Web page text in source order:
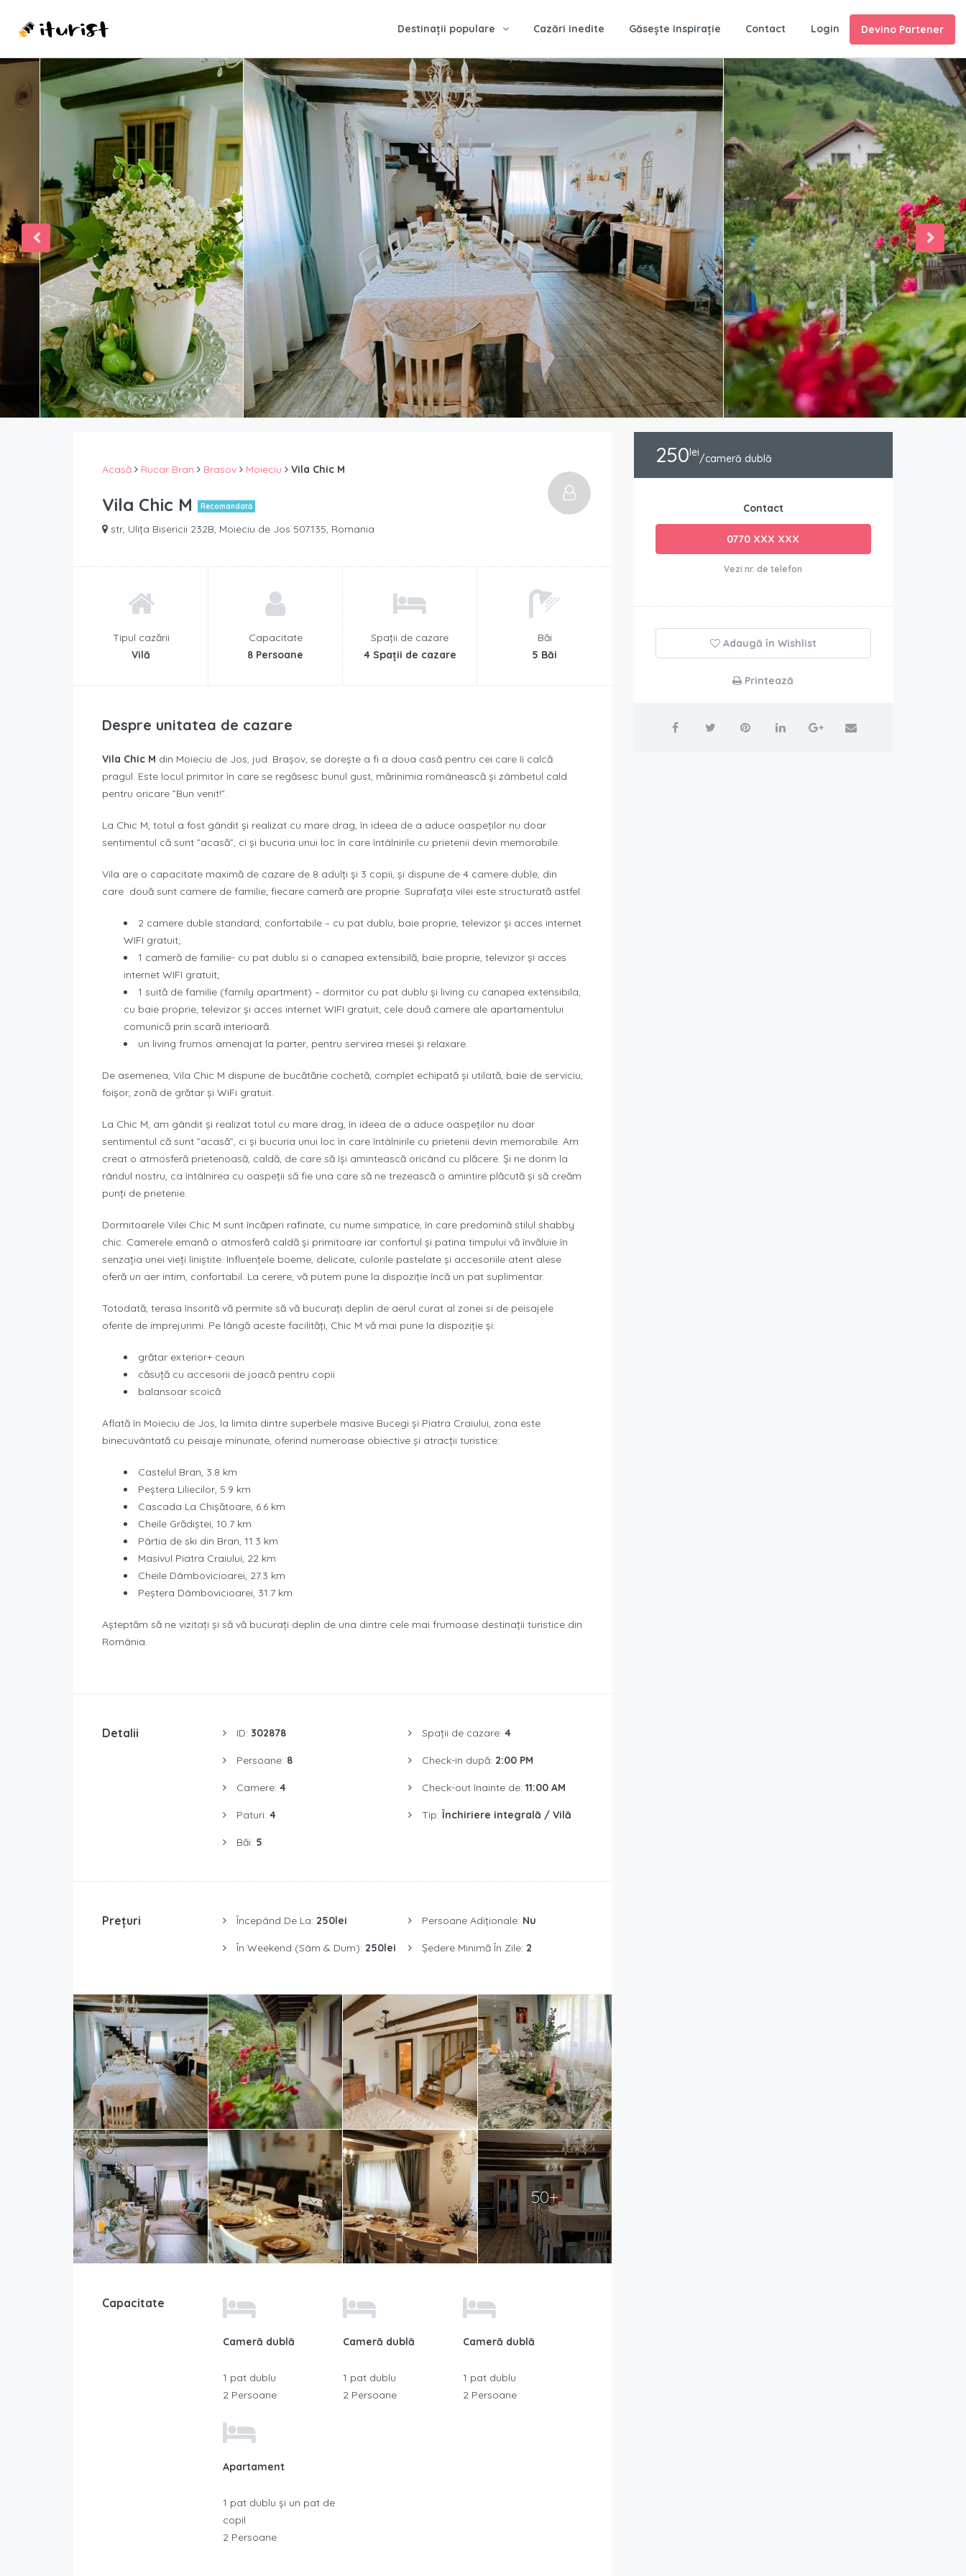
Destinații populare Cazări inedite Găsește Inspirație Contact Login Devino Partener
Acasă Rucar Bran Brasov Moieciu Vila Chic M
Vila Chic M Recomandată
str, Ulița Bisericii 232B, Moieciu de Jos 507135, Romania
Tipul cazării
Vilă
Capacitate
8 Persoane
Spații de cazare
4 Spații de cazare
Băi
5 Băi
Despre unitatea de cazare
Vila Chic M din Moieciu de Jos, jud. Brașov, se dorește a fi a doua casă pentru cei care îi calcă
pragul. Este locul primitor în care se regăsesc bunul gust, mărinimia românească și zâmbetul cald
pentru oricare ”Bun venit!”.
La Chic M, totul a fost gândit și realizat cu mare drag, în ideea de a aduce oaspeților nu doar
sentimentul că sunt ”acasă”, ci și bucuria unui loc în care întâlnirile cu prietenii devin memorabile.
Vila are o capacitate maximă de cazare de 8 adulți și 3 copii, și dispune de 4 camere duble, din
care două sunt camere de familie; fiecare cameră are proprie. Suprafața vilei este structurată astfel:
2 camere duble standard, confortabile – cu pat dublu, baie proprie, televizor și acces internet
WIFI gratuit;
1 cameră de familie- cu pat dublu si o canapea extensibilă, baie proprie, televizor și acces
internet WIFI gratuit;
1 suită de familie (family apartment) – dormitor cu pat dublu și living cu canapea extensibila,
cu baie proprie, televizor și acces internet WIFI gratuit; cele două camere ale apartamentului
comunică prin scară interioară.
un living frumos amenajat la parter, pentru servirea mesei și relaxare.
De asemenea, Vila Chic M dispune de bucătărie cochetă, complet echipată și utilată, baie de serviciu,
foișor, zonă de grătar și WiFi gratuit.
La Chic M, am gândit și realizat totul cu mare drag, în ideea de a aduce oaspeților nu doar
sentimentul că sunt ”acasă”, ci și bucuria unui loc în care întâlnirile cu prietenii devin memorabile. Am
creat o atmosferă prietenoasă, caldă, de care să își amintească oricând cu plăcere. Și ne dorim la
rândul nostru, ca întâlnirea cu oaspeții să fie una care să ne trezească o amintire plăcută și să creăm
punți de prietenie.
Dormitoarele Vilei Chic M sunt încăperi rafinate, cu nume simpatice, în care predomină stilul shabby
chic. Camerele emană o atmosferă caldă și primitoare iar confortul și patina timpului vă învăluie în
senzația unei vieți liniștite. Influențele boeme, delicate, culorile pastelate și accesoriile atent alese
oferă un aer intim, confortabil. La cerere, vă putem pune la dispoziție încă un pat suplimentar.
Totodată, terasa însorită vă permite să vă bucurați deplin de aerul curat al zonei si de peisajele
oferite de imprejurimi. Pe lângă aceste facilități, Chic M vă mai pune la dispoziție și:
grătar exterior+ ceaun
căsuță cu accesorii de joacă pentru copii
balansoar scoică
Aflată în Moieciu de Jos, la limita dintre superbele masive Bucegi şi Piatra Craiului, zona este
binecuvântată cu peisaje minunate, oferind numeroase obiective și atracții turistice:
Castelul Bran, 3.8 km
Peștera Liliecilor, 5.9 km
Cascada La Chișătoare, 6.6 km
Cheile Grădiștei, 10.7 km
Pârtia de ski din Bran, 11.3 km
Masivul Piatra Craiului, 22 km
Cheile Dâmbovicioarei, 27.3 km
Peștera Dâmbovicioarei, 31.7 km
Așteptăm să ne vizitați și să vă bucurați deplin de una dintre cele mai frumoase destinații turistice din
România.
Detalii ID: 302878
Persoane: 8
Camere: 4
Paturi: 4
Băi: 5
Spații de cazare: 4
Check-in după: 2:00 PM
Check-out înainte de: 11:00 AM
Tip: Închiriere integrală / Vilă
Prețuri Începând De La: 250lei
În Weekend (Sâm & Dum): 250lei
Persoane Adiționale: Nu
Ședere Minimă În Zile: 2
50+
Capacitate
Cameră dublă
1 pat dublu
2 Persoane
Cameră dublă
1 pat dublu
2 Persoane
Cameră dublă
1 pat dublu
2 Persoane
Apartament
1 pat dublu și un pat de
copil
2 Persoane
250lei/cameră dublă
Contact
0770 XXX XXX
Vezi nr. de telefon
Adaugă în Wishlist
Printează